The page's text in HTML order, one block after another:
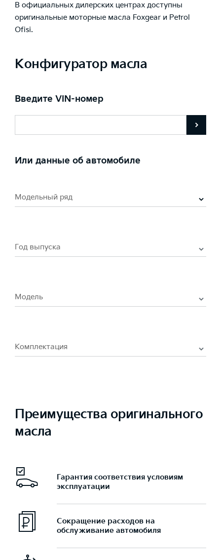
В официальных дилерских центрах доступны
оригинальные моторные масла Foxgear и Petrol
Ofisi.
Конфигуратор масла
Введите VIN-номер
Или данные об автомобиле
Модельный ряд
Год выпуска
Модель
Комплектация
Преимущества оригинального
масла
Гарантия соответствия условиям
эксплуатации
Сокращение расходов на
обслуживание автомобиля